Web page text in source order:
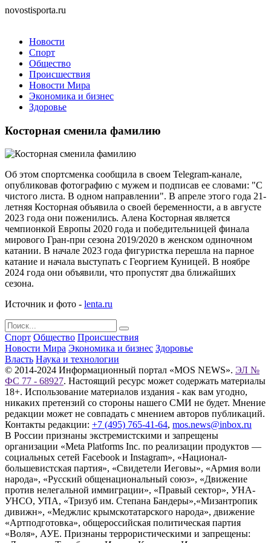
novostisporta.ru
Новости
Спорт
Общество
Происшествия
Новости Мира
Экономика и бизнес
Здоровье
Косторная сменила фамилию
Об этом спортсменка сообщила в своем Telegram-канале,
опубликовав фотографию с мужем и подписав ее словами: "С
чистого листа. В одном направлении". В апреле этого года 21-
летняя Косторная объявила о своей беременности, а в августе
2023 года они поженились. Алена Косторная является
чемпионкой Европы 2020 года и победительницей финала
мирового Гран-при сезона 2019/2020 в женском одиночном
катании. В начале 2023 года фигуристка перешла на парное
катание и начала выступать с Георгием Куницей. В ноябре
2024 года они объявили, что пропустят два ближайших
сезона.
Источник и фото - lenta.ru
Спорт Общество Происшествия
Новости Мира Экономика и бизнес Здоровье
Власть Наука и технологии
© 2014-2024 Информационный портал «MOS NEWS». ЭЛ №
ФС 77 - 68927. Настоящий ресурс может содержать материалы
18+. Использование материалов издания - как вам угодно,
никаких претензий со стороны нашего СМИ не будет. Мнение
редакции может не совпадать с мнением авторов публикаций.
Контакты редакции: +7 (495) 765-41-64, mos.news@inbox.ru
В России признаны экстремистскими и запрещены
организации «Meta Platforms Inc. по реализации продуктов —
социальных сетей Facebook и Instagram», «Национал-
большевистская партия», «Свидетели Иеговы», «Армия воли
народа», «Русский общенациональный союз», «Движение
против нелегальной иммиграции», «Правый сектор», УНА-
УНСО, УПА, «Тризуб им. Степана Бандеры»,«Мизантропик
дивижн», «Меджлис крымскотатарского народа», движение
«Артподготовка», общероссийская политическая партия
«Воля», АУЕ. Признаны террористическими и запрещены: